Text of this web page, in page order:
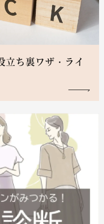
立ち裏ワザ・ライ